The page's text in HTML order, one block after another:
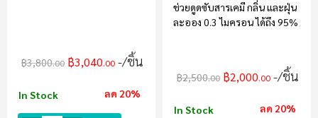
฿3,800.00 ฿3,040.00 /ชิ้น
In Stock ลด 20%
ช่วยดูดซับสารเคมี กลิ่น และฝุ่น
ละออง 0.3 ไมครอน ได้ถึง 95%
฿2,500.00 ฿2,000.00 /ชิ้น
In Stock ลด 20%